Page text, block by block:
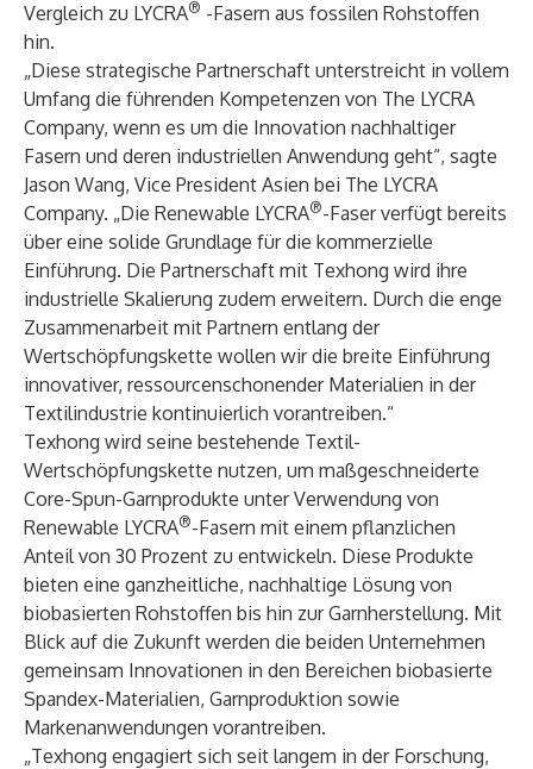
Vergleich zu LYCRA® -Fasern aus fossilen Rohstoffen
hin.
„Diese strategische Partnerschaft unterstreicht in vollem
Umfang die führenden Kompetenzen von The LYCRA
Company, wenn es um die Innovation nachhaltiger
Fasern und deren industriellen Anwendung geht“, sagte
Jason Wang, Vice President Asien bei The LYCRA
Company. „Die Renewable LYCRA®-Faser verfügt bereits
über eine solide Grundlage für die kommerzielle
Einführung. Die Partnerschaft mit Texhong wird ihre
industrielle Skalierung zudem erweitern. Durch die enge
Zusammenarbeit mit Partnern entlang der
Wertschöpfungskette wollen wir die breite Einführung
innovativer, ressourcenschonender Materialien in der
Textilindustrie kontinuierlich vorantreiben.“
Texhong wird seine bestehende Textil-
Wertschöpfungskette nutzen, um maßgeschneiderte
Core-Spun-Garnprodukte unter Verwendung von
Renewable LYCRA®-Fasern mit einem pflanzlichen
Anteil von 30 Prozent zu entwickeln. Diese Produkte
bieten eine ganzheitliche, nachhaltige Lösung von
biobasierten Rohstoffen bis hin zur Garnherstellung. Mit
Blick auf die Zukunft werden die beiden Unternehmen
gemeinsam Innovationen in den Bereichen biobasierte
Spandex-Materialien, Garnproduktion sowie
Markenanwendungen vorantreiben.
„Texhong engagiert sich seit langem in der Forschung,